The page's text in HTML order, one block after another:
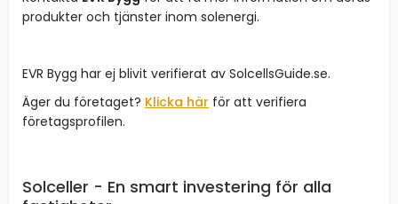
produkter och tjänster inom solenergi.
EVR Bygg har ej blivit verifierat av SolcellsGuide.se.
Äger du företaget? Klicka här för att verifiera
företagsprofilen.
Solceller - En smart investering för alla